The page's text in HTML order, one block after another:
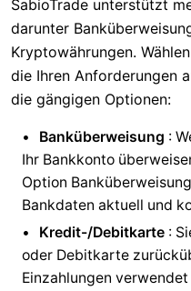
SabioTrade unterstützt
darunter
Kryptowährungen.
die Ihren Anforderungen
die gängigen Optionen:
Banküberweisung :
Ihr Bankkonto
Option
Bankdaten aktuell und
Kredit-/Debitkarte :
oder Debitkarte
Einzahlungen